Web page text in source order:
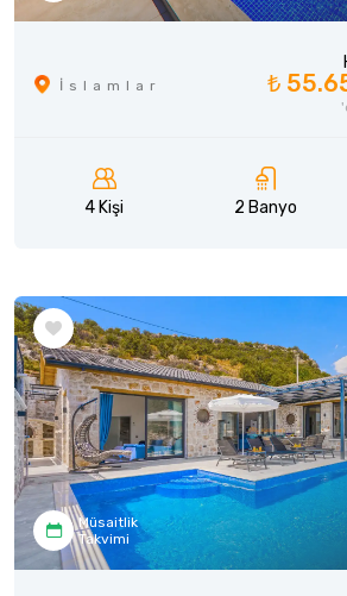
İslamlar ₺
4 Kişi 2 Banyo
Müsaitlik
Takvimi